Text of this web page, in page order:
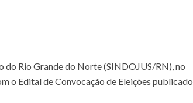
do Rio Grande do Norte (SINDOJUS/RN), no
o Edital de Convocação de Eleições publicado